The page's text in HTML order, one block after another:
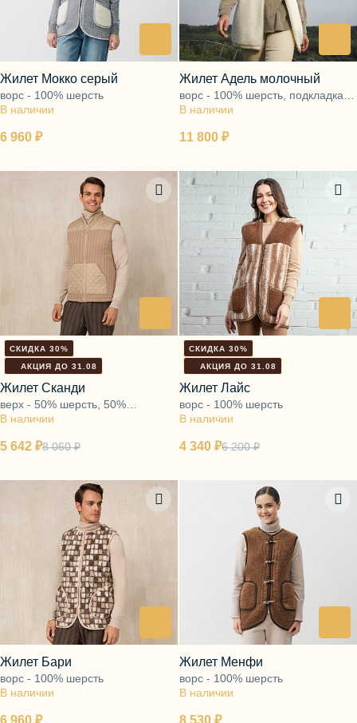
Блузы, толстовки
Пуловеры
Костюмы
Платья
Юбки
Брюки, шорты
6 960 ₽
В наличии
Жилет Мокко серый
ворс - 100% шерсть
11 800 ₽
В наличии
Жилет Адель молочный
ворс - 100% шерсть, подкладка -
92% хлопок, 8% лайкра
СКИДКА 30%
АКЦИЯ ДО 31.08
5 642 ₽8 060 ₽
В наличии
Жилет Сканди
верх - 50% шерсть, 50%
полиэфир, подкладка - ворс
СКИДКА 30%
АКЦИЯ ДО 31.08
4 340 ₽6 200 ₽
В наличии
Жилет Лайс
ворс - 100% шерсть
6 960 ₽
В наличии
Жилет Бари
ворс - 100% шерсть
8 530 ₽
В наличии
Жилет Менфи
ворс - 100% шерсть